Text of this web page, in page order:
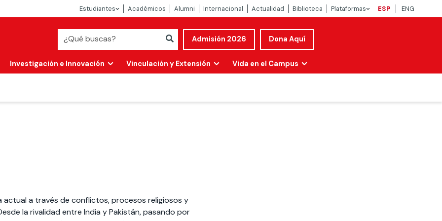
Estudiantes Académicos Alumni Internacional Actualidad Biblioteca Plataformas ESP ENG
Admisión 2026 Dona Aquí
Investigación e Innovación Vinculación y Extensión Vida en el Campus
a través de conflictos, procesos religiosos y
la rivalidad entre India y Pakistán, pasando por